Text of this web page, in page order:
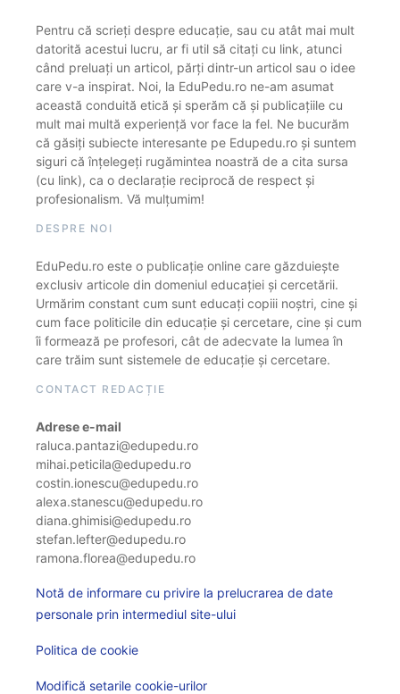
Pentru că scrieți despre educație, sau cu atât mai mult
datorită acestui lucru, ar fi util să citați cu link, atunci
când preluați un articol, părți dintr-un articol sau o idee
care v-a inspirat. Noi, la EduPedu.ro ne-am asumat
această conduită etică și sperăm că și publicațiile cu
mult mai multă experiență vor face la fel. Ne bucurăm
că găsiți subiecte interesante pe Edupedu.ro și suntem
siguri că înțelegeți rugămintea noastră de a cita sursa
(cu link), ca o declarație reciprocă de respect și
profesionalism. Vă mulțumim!
DESPRE NOI
EduPedu.ro este o publicație online care găzduiește
exclusiv articole din domeniul educației și cercetării.
Urmărim constant cum sunt educați copiii noștri, cine și
cum face politicile din educație și cercetare, cine și cum
îi formează pe profesori, cât de adecvate la lumea în
care trăim sunt sistemele de educație și cercetare.
CONTACT REDACȚIE
Adrese e-mail
raluca.pantazi@edupedu.ro
mihai.peticila@edupedu.ro
costin.ionescu@edupedu.ro
alexa.stanescu@edupedu.ro
diana.ghimisi@edupedu.ro
stefan.lefter@edupedu.ro
ramona.florea@edupedu.ro
Notă de informare cu privire la prelucrarea de date
personale prin intermediul site-ului
Politica de cookie
Modifică setarile cookie-urilor